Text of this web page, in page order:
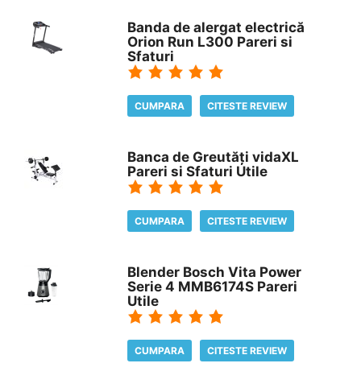
Banda de alergat electrică
Orion Run L300 Pareri si
Sfaturi
CUMPARA CITESTE REVIEW
Banca de Greutăți vidaXL
Pareri si Sfaturi Utile
CUMPARA CITESTE REVIEW
Blender Bosch Vita Power
Serie 4 MMB6174S Pareri
Utile
CUMPARA CITESTE REVIEW